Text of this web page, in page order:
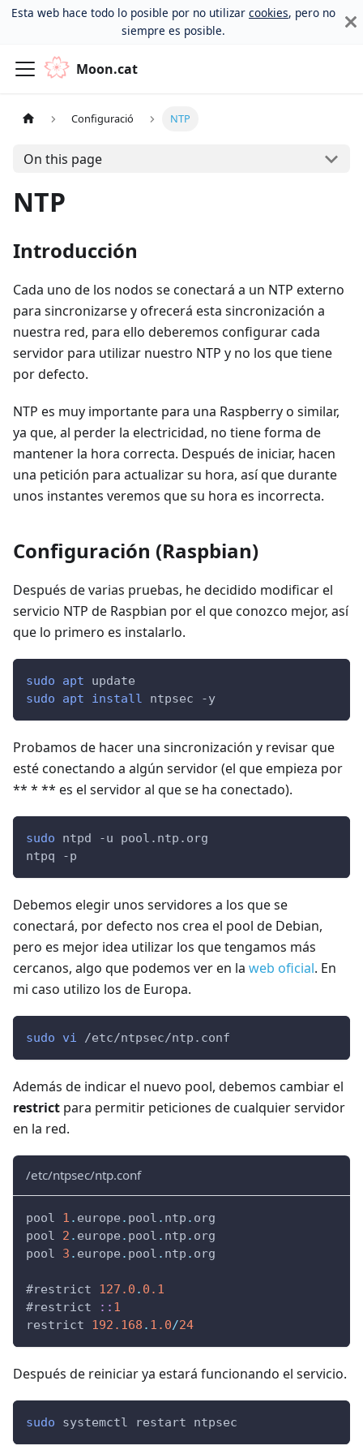
Esta web hace todo lo posible por no utilizar cookies, pero no
siempre es posible.
Moon.cat
Configuració NTP
On this page
NTP
Introducción
Cada uno de los nodos se conectará a un NTP externo
para sincronizarse y ofrecerá esta sincronización a
nuestra red, para ello deberemos configurar cada
servidor para utilizar nuestro NTP y no los que tiene
por defecto.
NTP es muy importante para una Raspberry o similar,
ya que, al perder la electricidad, no tiene forma de
mantener la hora correcta. Después de iniciar, hacen
una petición para actualizar su hora, así que durante
unos instantes veremos que su hora es incorrecta.
Configuración (Raspbian)
Después de varias pruebas, he decidido modificar el
servicio NTP de Raspbian por el que conozco mejor, así
que lo primero es instalarlo.
sudo apt update
sudo
apt install ntpsec -y
Probamos de hacer una sincronización y revisar que
esté conectando a algún servidor (el que empieza por
** * ** es el servidor al que se ha conectado).
sudo ntpd -u pool.ntp.org
ntpq
-p
Debemos elegir unos servidores a los que se
conectará, por defecto nos crea el pool de Debian,
pero es mejor idea utilizar los que tengamos más
cercanos, algo que podemos ver en la web oficial. En
mi caso utilizo los de Europa.
sudo vi /etc/ntpsec/ntp.conf
Además de indicar el nuevo pool, debemos cambiar el
restrict para permitir peticiones de cualquier servidor
en la red.
/etc/ntpsec/ntp.conf
pool 1 . europe . pool . ntp . org
pool 2 . europe . pool . ntp . org
pool 3 . europe . pool . ntp . org
#restrict 127.0 . 0.1
#restrict
: : 1
restrict 192.168 . 1.0/24
Después de reiniciar ya estará funcionando el servicio.
sudo systemctl restart ntpsec